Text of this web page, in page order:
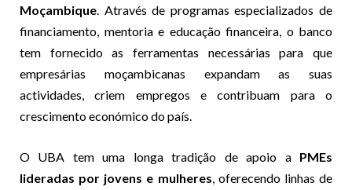
Moçambique. Através de programas especializados de
financiamento, mentoria e educação financeira, o banco
tem fornecido as ferramentas necessárias para que
empresárias moçambicanas expandam as suas
actividades, criem empregos e contribuam para o
crescimento económico do país.
O UBA tem uma longa tradição de apoio a PMEs
lideradas por jovens e mulheres, oferecendo linhas de